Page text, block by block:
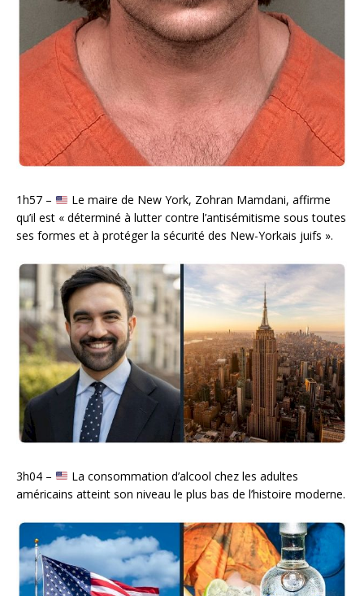
1h57 –
Le maire de New York, Zohran Mamdani, affirme
qu’il est « déterminé à lutter contre l’antisémitisme sous toutes
ses formes et à protéger la sécurité des New-Yorkais juifs ».
3h04 –
La consommation d’alcool chez les adultes
américains atteint son niveau le plus bas de l’histoire moderne.